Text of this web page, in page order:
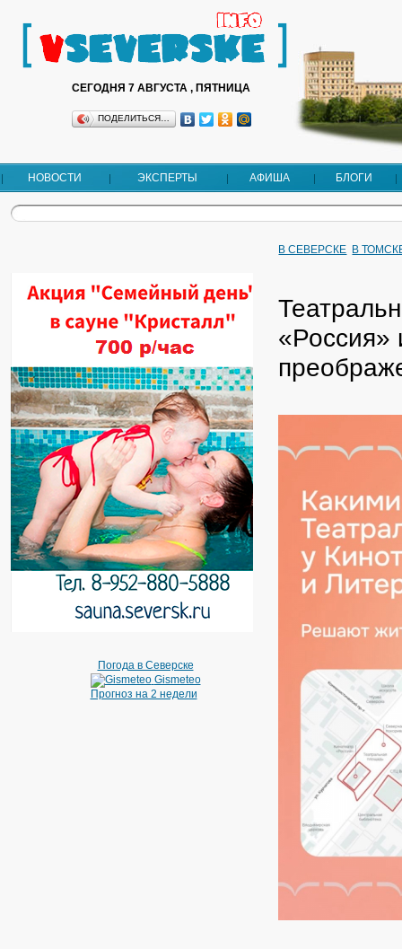
СЕГОДНЯ 7 АВГУСТА , ПЯТНИЦА
ПОДЕЛИТЬСЯ…
НОВОСТИ ЭКСПЕРТЫ АФИША БЛОГИ
Погода в Северске
Gismeteo
Прогноз на 2 недели
В СЕВЕРСКЕ В
«Россия»